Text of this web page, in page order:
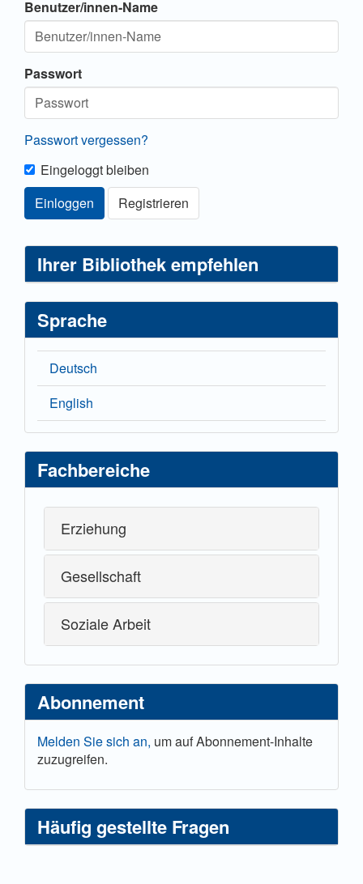
Benutzer/innen-Name
Passwort
Passwort vergessen?
Eingeloggt bleiben
Einloggen
Registrieren
Ihrer Bibliothek empfehlen
Sprache
Deutsch
English
Fachbereiche
Erziehung
Gesellschaft
Soziale Arbeit
Abonnement
Melden Sie sich an, um auf Abonnement-Inhalte
zuzugreifen.
Häufig gestellte Fragen